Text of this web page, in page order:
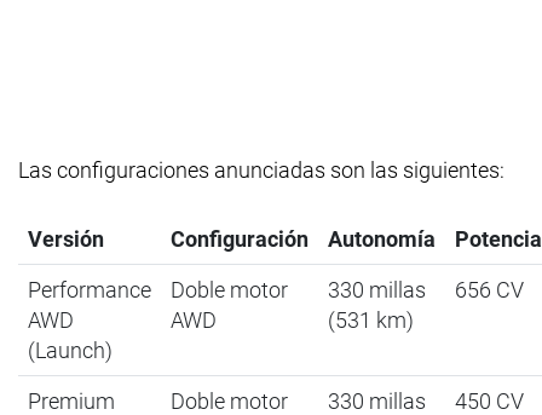
Las configuraciones anunciadas son las siguientes:
Versión Configuración Autonomía
Potencia
Performance
AWD
(Launch)
Doble motor
AWD
330 millas
(531 km)
656 CV
Premium
Doble motor
330 millas
450 CV